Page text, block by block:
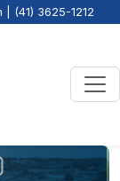
| (41) 3625-1212